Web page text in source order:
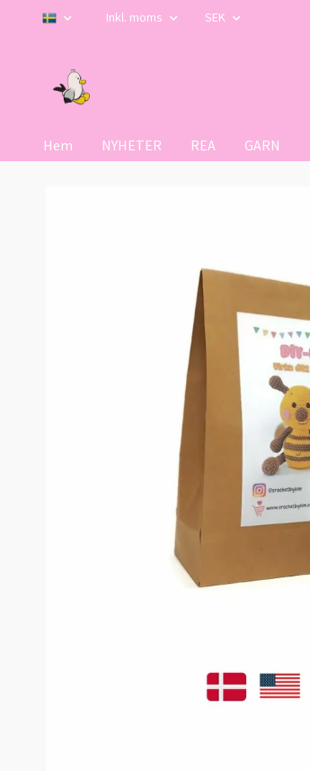
Inkl. moms SEK
Hem NYHETER REA GARN